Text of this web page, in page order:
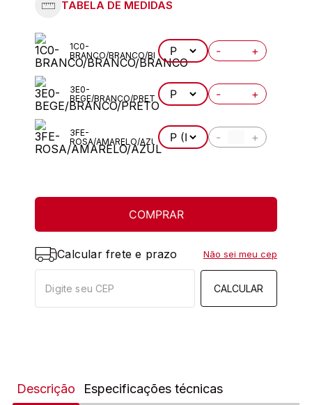
1C0-
BRANCO/BRANCO/BRANCO
- +
3E0-
BEGE/BRANCO/PRETO
- +
3FE-
ROSA/AMARELO/AZUL
- +
COMPRAR
Calcular frete e prazo
CALCULAR
Não sei meu cep
Descrição Especificações técnicas